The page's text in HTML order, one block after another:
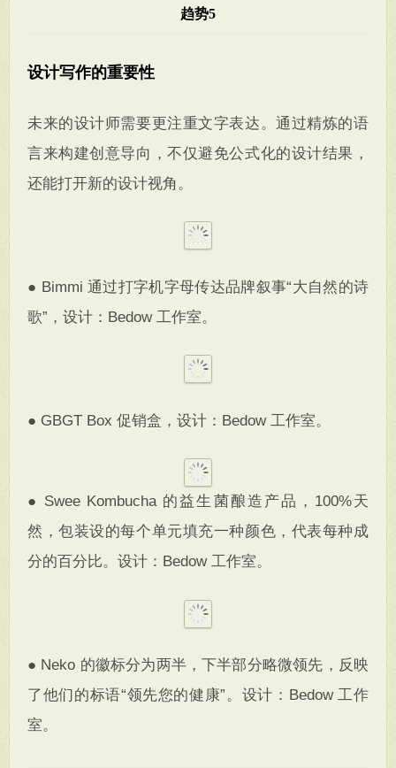
趋势5
设计写作的重要性
未来的设计师需要更注重文字表达。通过精炼的语
言来构建创意导向，不仅避免公式化的设计结果，
还能打开新的设计视角。
● Bimmi 通过打字机字母传达品牌叙事“大自然的诗
歌”，设计：Bedow 工作室。
● GBGT Box 促销盒，设计：Bedow 工作室。
● Swee Kombucha 的益生菌酿造产品，100%天
然，包装设的每个单元填充一种颜色，代表每种成
分的百分比。设计：Bedow 工作室。
● Neko 的徽标分为两半，下半部分略微领先，反映
了他们的标语“领先您的健康”。设计：Bedow 工作
室。